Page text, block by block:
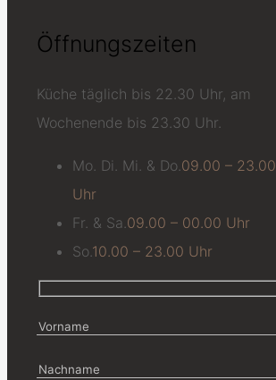
Öffnungszeiten
Küche täglich bis 22.30 Uhr, am
Wochenende bis 23.30 Uhr.
Mo. Di. Mi. & Do. 09.00 – 23.00
Uhr
Fr. & Sa. 09.00 – 00.00 Uhr
So. 10.00 – 23.00 Uhr